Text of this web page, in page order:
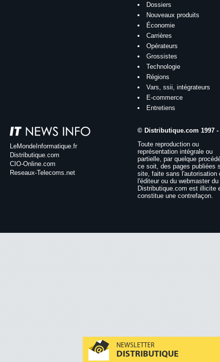
NEWSLETTER
DISTRIBUTIQUE
Dossiers
Nouveaux produits
Économie
Carrières
Opérateurs
Grossistes
Technologie
Régions
Vars, ssii, intégrateurs
E-commerce
Entretiens
LeMondeInformatique.fr
Distributique.com
CIO-Online.com
Reseaux-Telecoms.net
© Distributique.com 1997 -
Toute reproduction ou
représentation intégrale ou
partielle, par quelque
ce soit, des pages publiées
site, faite sans l'autorisation
l'éditeur ou du webmaster
Distributique.com est illicite
constitue une contrefaçon.